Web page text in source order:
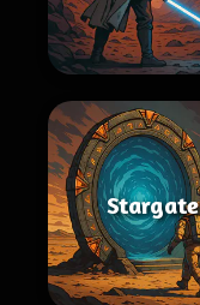
Stargate